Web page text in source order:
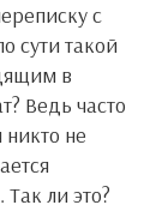
с
сути такой
в
Ведь часто
никто не
ли это?